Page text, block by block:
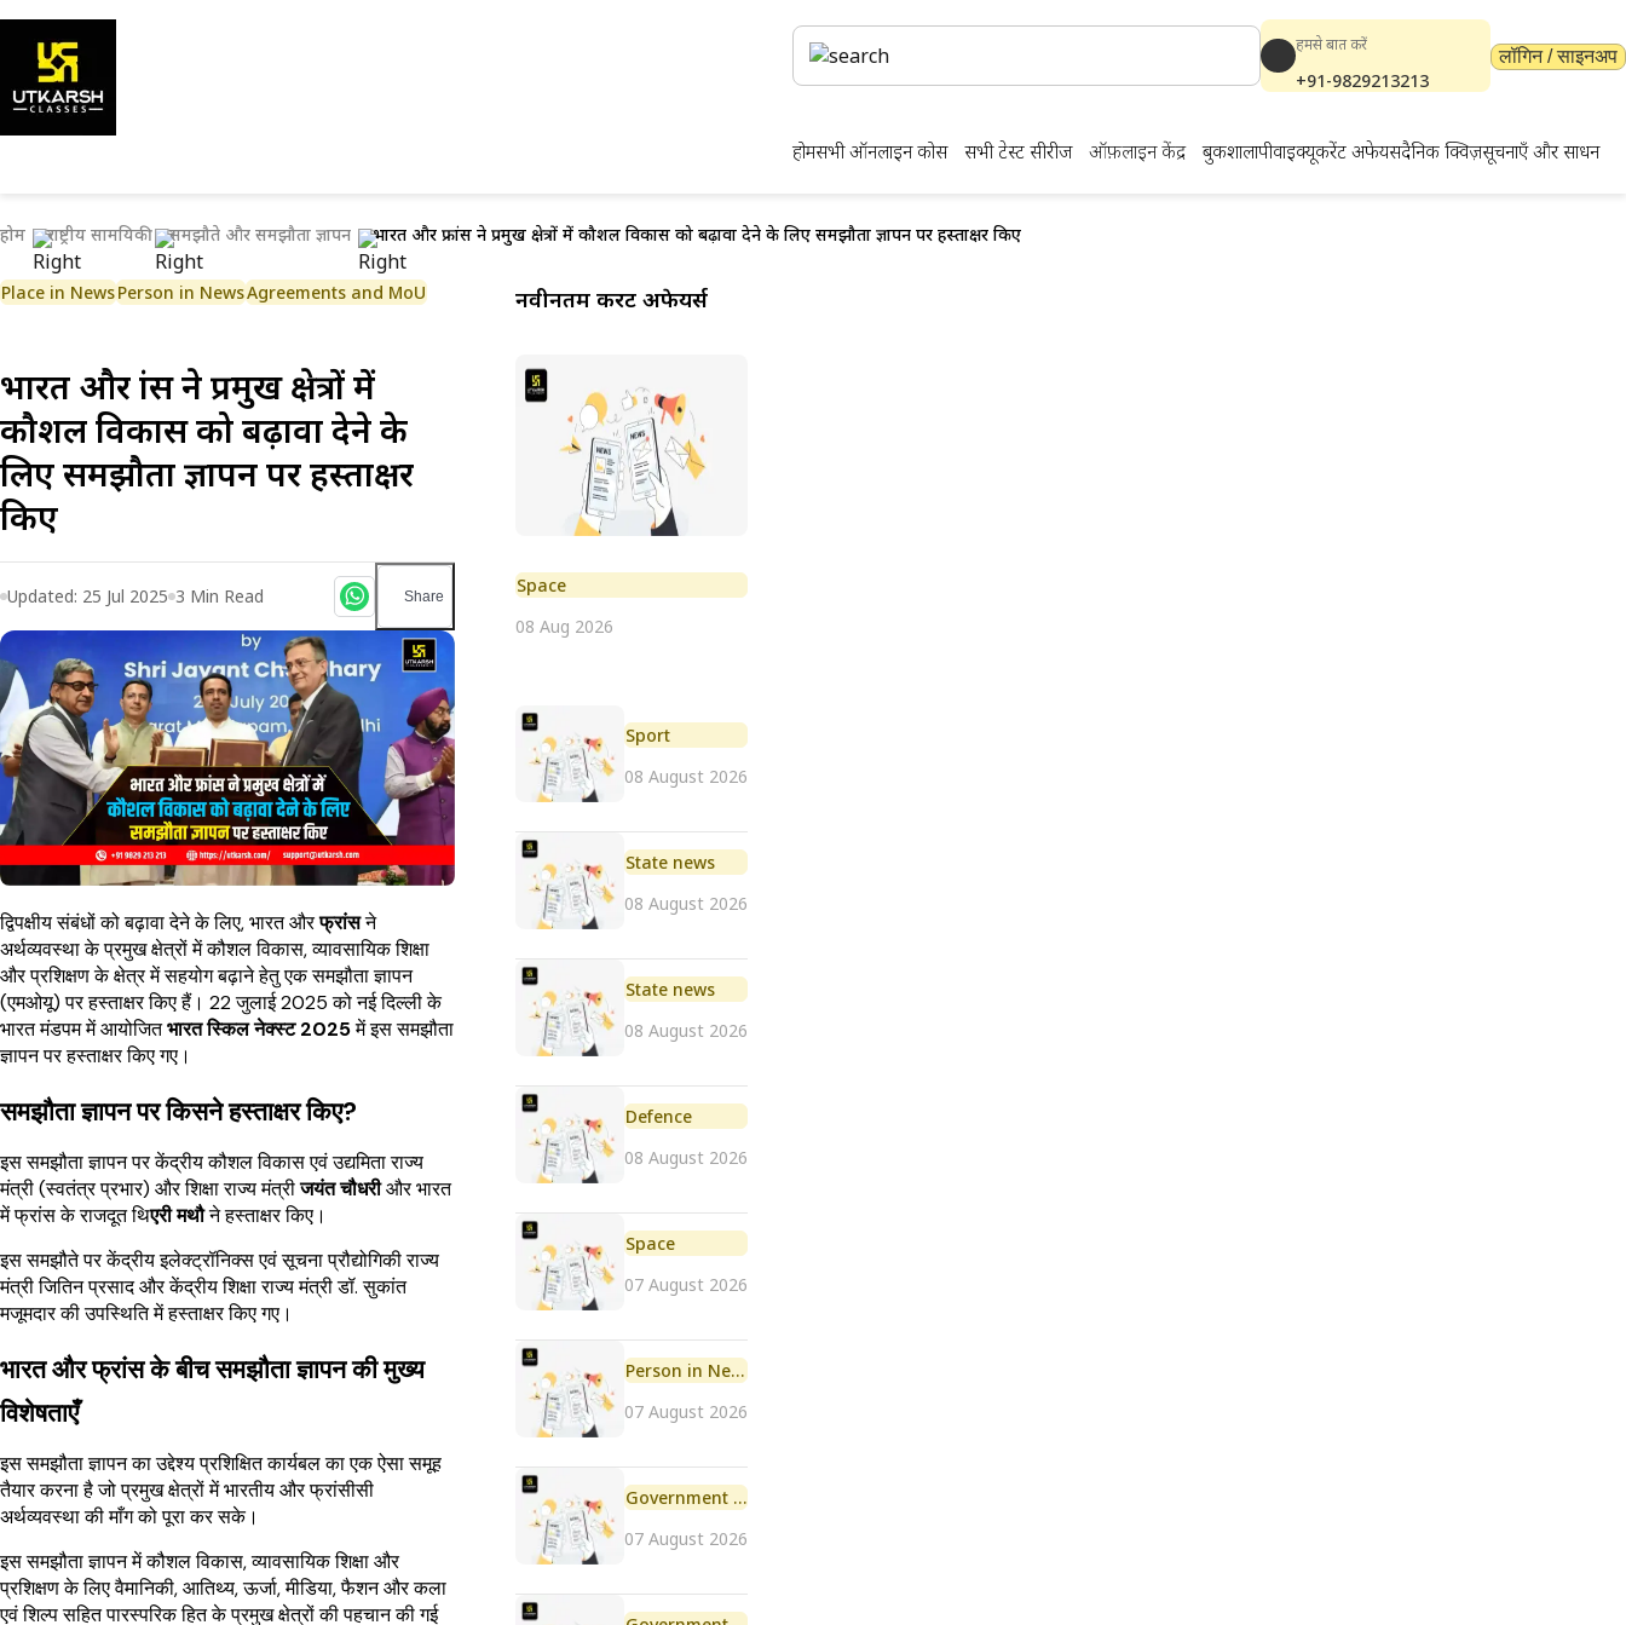
हमसे बात करें
+91-9829213213
लॉगिन / साइनअप
होमसभी ऑनलाइन कोर्स सभी टेस्ट सीरीज ऑफ़लाइन केंद्र बुकशालापीवाईक्यूकरेंट अफेयर्सदैनिक क्विज़सूचनाएँ और साधन
होम राष्ट्रीय सामयिकी समझौते और समझौता ज्ञापन भारत और फ्रांस ने प्रमुख क्षेत्रों में कौशल विकास को बढ़ावा देने के लिए समझौता ज्ञापन पर हस्ताक्षर किए
Place in NewsPerson in NewsAgreements and MoU
भारत और फ्रांस ने प्रमुख क्षेत्रों में
कौशल विकास को बढ़ावा देने के
लिए समझौता ज्ञापन पर हस्ताक्षर
किए
Updated: 25 Jul 2025 3 Min Read Share
द्विपक्षीय संबंधों को बढ़ावा देने के लिए, भारत औरफ्रांसने
अर्थव्यवस्था के प्रमुख क्षेत्रों में कौशल विकास, व्यावसायिक शिक्षा
और प्रशिक्षण के क्षेत्र में सहयोग बढ़ाने हेतु एक समझौता ज्ञापन
(एमओयू) पर हस्ताक्षर किए हैं। 22 जुलाई 2025 को नई दिल्ली के
भारत मंडपम में आयोजितभारत स्किल नेक्स्ट 2025में इस समझौता
ज्ञापन पर हस्ताक्षर किए गए।
समझौता ज्ञापन पर किसने हस्ताक्षर किए?
इस समझौता ज्ञापन पर केंद्रीय कौशल विकास एवं उद्यमिता राज्य
मंत्री (स्वतंत्र प्रभार) और शिक्षा राज्य मंत्रीजयंत चौधरीऔर भारत
में फ्रांस के राजदूत थिएरी मथौने हस्ताक्षर किए।
इस समझौते पर केंद्रीय इलेक्ट्रॉनिक्स एवं सूचना प्रौद्योगिकी राज्य
मंत्री जितिन प्रसाद और केंद्रीय शिक्षा राज्य मंत्री डॉ. सुकांत
मजूमदार की उपस्थिति में हस्ताक्षर किए गए।
भारत और फ्रांस के बीच समझौता ज्ञापन की मुख्य
विशेषताएँ
इस समझौता ज्ञापन का उद्देश्य प्रशिक्षित कार्यबल का एक ऐसा समूह
तैयार करना है जो प्रमुख क्षेत्रों में भारतीय और फ्रांसीसी
अर्थव्यवस्था की माँग को पूरा कर सके।
इस समझौता ज्ञापन में कौशल विकास, व्यावसायिक शिक्षा और
प्रशिक्षण के लिए वैमानिकी, आतिथ्य, ऊर्जा, मीडिया, फैशन और कला
एवं शिल्प सहित पारस्परिक हित के प्रमुख क्षेत्रों की पहचान की गई
नवीनतम करेंट अफेयर्स
Space
08 Aug 2026
Sport
08 August 2026
State news
08 August 2026
State news
08 August 2026
Defence
08 August 2026
Space
07 August 2026
Person in News
07 August 2026
Government Initiative
07 August 2026